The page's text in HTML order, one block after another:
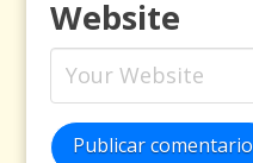
Website
Publicar comentario